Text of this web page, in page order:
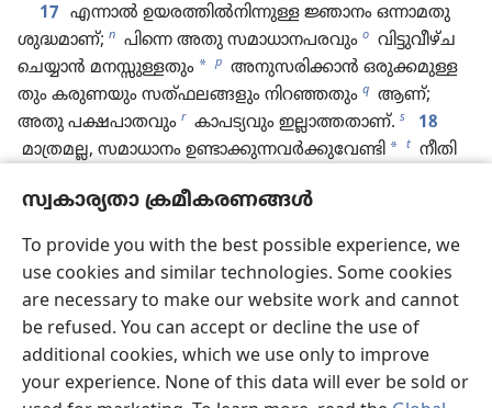
സ്വകാര്യതാ ക്രമീകരണങ്ങൾ
To provide you with the best possible experience, we
use cookies and similar technologies. Some cookies
are necessary to make our website work and cannot
be refused. You can accept or decline the use of
additional cookies, which we use only to improve
your experience. None of this data will ever be sold or
17 എന്നാൽ ഉയരത്തിൽനി​ന്നുള്ള ജ്ഞാനം ഒന്നാമതു
ശുദ്ധമാ​ണ്‌; n പിന്നെ അതു സമാധാനപരവും o വിട്ടു​വീഴ്‌ച
ചെയ്യാൻ മനസ്സുള്ളതും * p അനുസ​രി​ക്കാൻ ഒരുക്ക​മു​ള്ള​
തും കരുണ​യും സത്‌ഫ​ല​ങ്ങ​ളും നിറഞ്ഞതും q ആണ്‌;
അതു പക്ഷപാതവും r കാപട്യ​വും ഇല്ലാത്ത​താണ്‌. s
18
മാത്രമല്ല, സമാധാ​നം ഉണ്ടാക്കുന്നവർക്കുവേണ്ടി * t നീതി​
u
പുറകിലുള്ളത് അടുത്തത്
ഈ പ്രസിദ്ധീകരണത്തിന്‍റെ പകർപ്പവകാശം